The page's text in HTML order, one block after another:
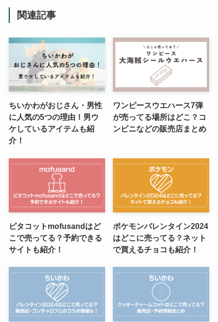
関連記事
ちいかわがおじさん・男性
に人気の5つの理由！男ウ
ケしているアイテムも紹
介！
ワンピースウエハース7弾
が売ってる場所はどこ？コ
ンビニなどの販売店まとめ
ピタコットmofusandはど
こで売ってる？予約できる
サイトも紹介！
ポケモンバレンタイン2024
はどこに売ってる？ネット
で買えるチョコも紹介！